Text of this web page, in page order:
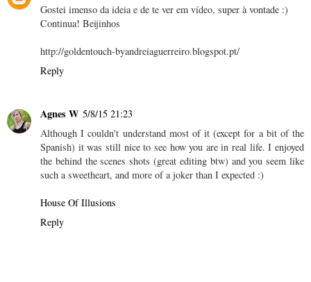
Gostei imenso da ideia e de te ver em vídeo, super à vontade :)
Continua! Beijinhos
http://goldentouch-byandreiaguerreiro.blogspot.pt/
Reply
Agnes W 5/8/15 21:23
Although I couldn't understand most of it (except for a bit of the
Spanish) it was still nice to see how you are in real life. I enjoyed
the behind the scenes shots (great editing btw) and you seem like
such a sweetheart, and more of a joker than I expected :)
House Of Illusions
Reply